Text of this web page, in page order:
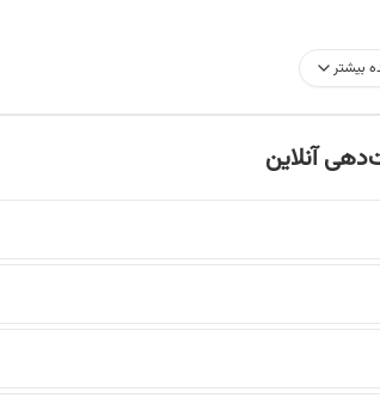
تا با استفاده از یک لوله نازک و انعطاف‌پذیر
تومور، خونریزی و عفونت‌های گوارشی کاربرد دارد و
باسینا با فراهم آوردن بستری برای دسترسی به
در دقت تشخیص و موفقیت درمان دارد. یک پزشک
را به شکلی ایمن، دقیق و با کمترین ناراحتی برای
بیشتر
آنلاین